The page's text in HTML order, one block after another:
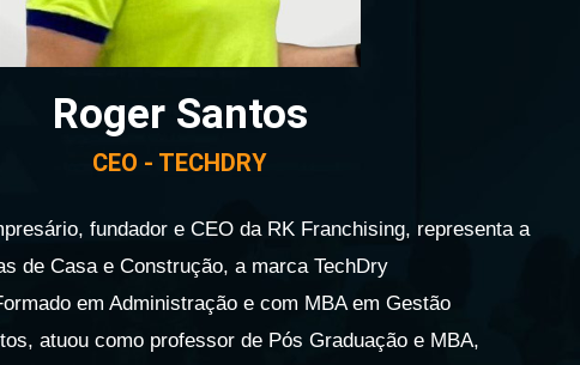
Roger Santos
CEO - TECHDRY
fundador e CEO da RK Franchising, representa a
de Casa e Construção, a marca TechDry
em Administração e com MBA em Gestão
atuou como professor de Pós Graduação e MBA,